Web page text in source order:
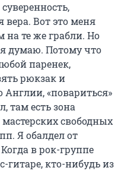
Вот это меня
на те же грабли. Но
думаю. Потому что
паренек,
рюкзак и
Англии, «повариться»
там есть зона
свободных
Я обалдел от
в рок-группе
гитаре, кто-нибудь из